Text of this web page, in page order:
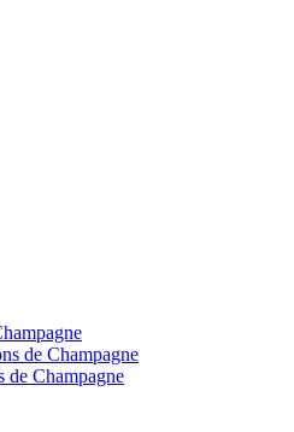
de Champagne
de Champagne